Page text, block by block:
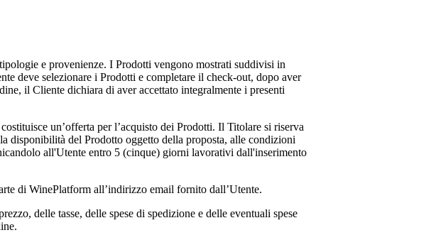
e provenienze. I Prodotti vengono mostrati suddivisi in
deve selezionare i Prodotti e completare il check-out, dopo aver
il Cliente dichiara di aver accettato integralmente i presenti
un’offerta per l’acquisto dei Prodotti. Il Titolare si riserva
disponibilità del Prodotto oggetto della proposta, alle condizioni
all'Utente entro 5 (cinque) giorni lavorativi dall'inserimento
di WinePlatform all’indirizzo email fornito dall’Utente.
delle tasse, delle spese di spedizione e delle eventuali spese